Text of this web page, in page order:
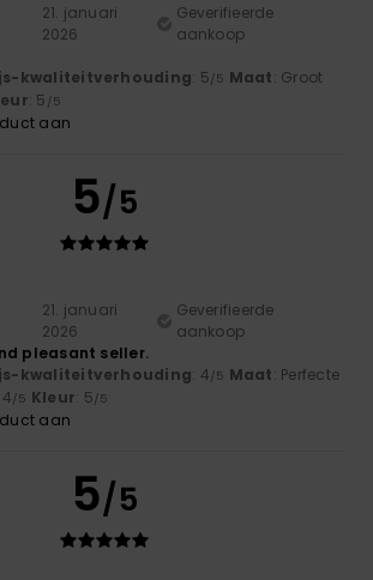
21. januari
2026
Geverifieerde
aankoop
kwaliteitverhouding: 5/5 Maat: Groot
: 5 /5
aan
5/5
21. januari
2026
Geverifieerde
aankoop
pleasant seller.
kwaliteitverhouding: 4/5 Maat: Perfecte
/5 Kleur: 5/5
aan
5/5